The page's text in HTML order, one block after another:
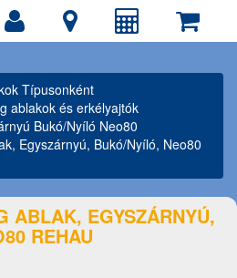
Típusonként
ablakok és erkélyajtók
Bukó/Nyíló Neo80
Egyszárnyú, Bukó/Nyíló, Neo80
ABLAK, EGYSZÁRNYÚ,
REHAU